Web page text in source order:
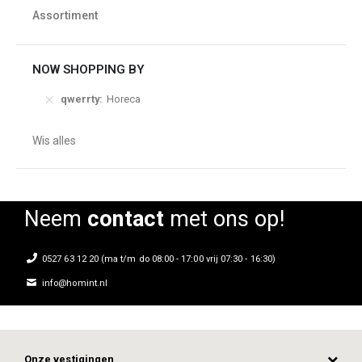
Assortiment
NOW SHOPPING BY
qwerrty Horeca
Wis alles
Neem contactmet ons op!
0527 63 12 20 (ma t/m do 08:00 - 17:00 vrij 07:30 - 16:30)
info@homint.nl
Onze vestigingen